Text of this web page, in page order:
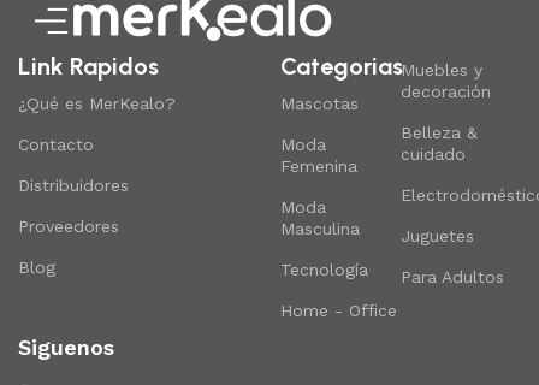
Link Rapidos
¿Qué es MerKealo?
Contacto
Distribuidores
Proveedores
Blog
Categorias
Mascotas
Moda
Femenina
Moda
Masculina
Tecnología
Home - Office
Muebles y
decoración
Belleza &
cuidado
Juguetes
Para Adultos
Siguenos